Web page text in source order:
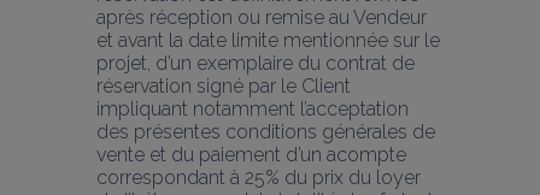
après réception ou remise au Vendeur
et avant la date limite mentionnée sur le
projet, d’un exemplaire du contrat de
réservation signé par le Client
impliquant notamment l’acceptation
des présentes conditions générales de
vente et du paiement d’un acompte
correspondant à 25% du prix du loyer